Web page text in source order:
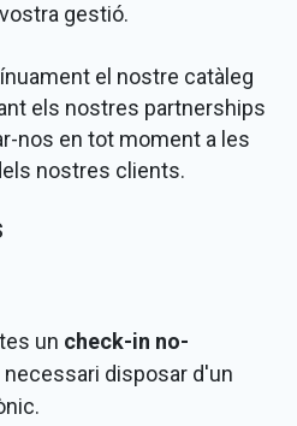
gestió.
el nostre catàleg
els nostres partnerships
nos en tot moment a les
nostres clients.
un check-in no-
necessari disposar d'un